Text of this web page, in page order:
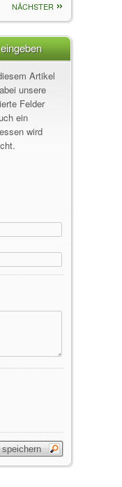
NÄCHSTER
Artikel
unsere
Felder
ein
wird